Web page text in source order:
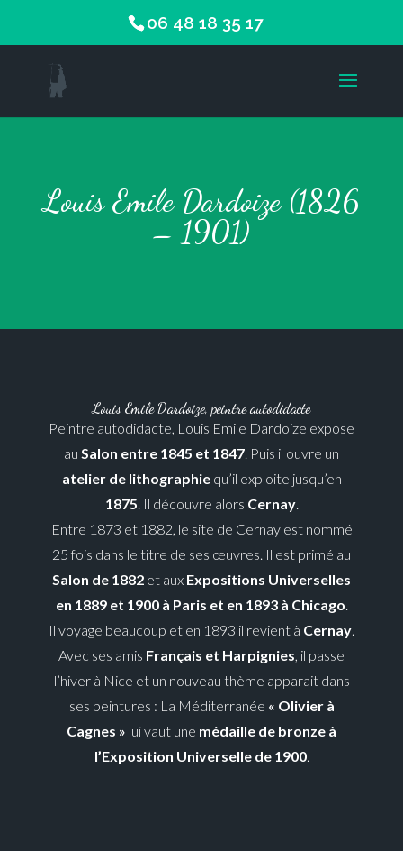
06 48 18 35 17
Louis Emile Dardoize (1826
– 1901)
Louis Emile Dardoize, peintre autodidacte
Peintre autodidacte, Louis Emile Dardoize expose
au Salon entre 1845 et 1847. Puis il ouvre un
atelier de lithographiequ’il exploite jusqu’en
1875. Il découvre alors Cernay.
Entre 1873 et 1882, le site de Cernay est nommé
25 fois dans le titre de ses œuvres. Il est primé au
Salon de 1882 et aux Expositions Universelles
en 1889 et 1900 à Paris et en 1893 à Chicago.
Il voyage beaucoup et en 1893 il revient à Cernay.
Avec ses amis Français et Harpignies, il passe
l’hiver à Nice et un nouveau thème apparait dans
ses peintures : La Méditerranée « Olivier à
Cagnes » lui vaut une médaille de bronze à
l’Exposition Universelle de 1900.